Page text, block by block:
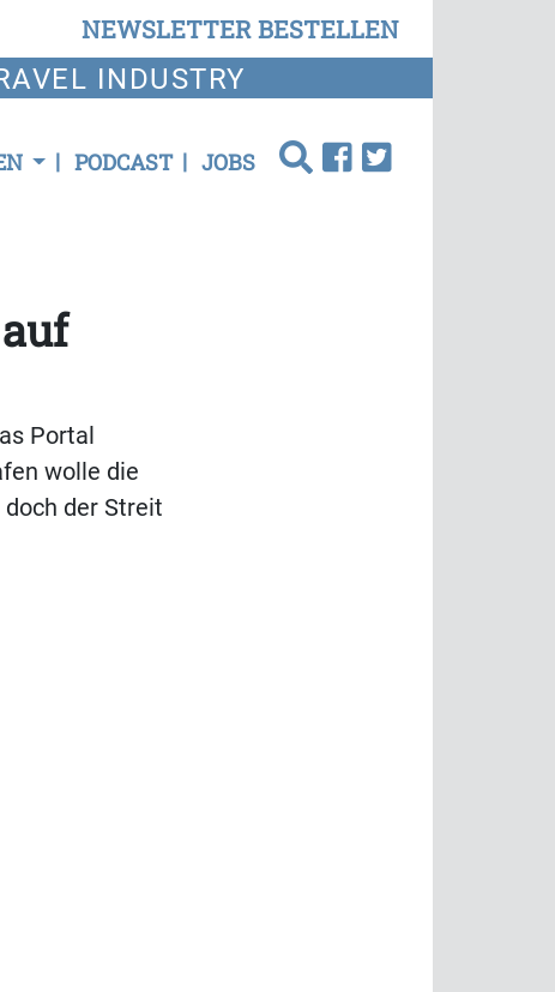
NEWSLETTER BESTELLEN
INDUSTRY
PODCAST JOBS
Portal
wolle die
der Streit